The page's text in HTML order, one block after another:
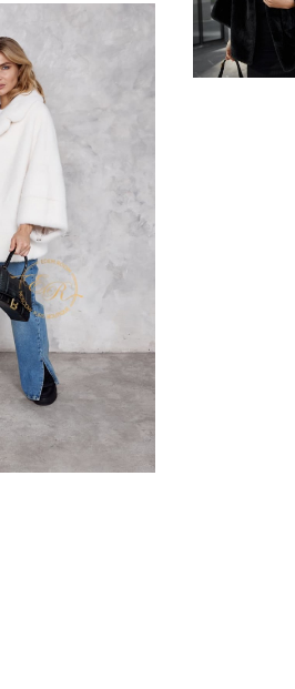
длинные
В такой
тепло,